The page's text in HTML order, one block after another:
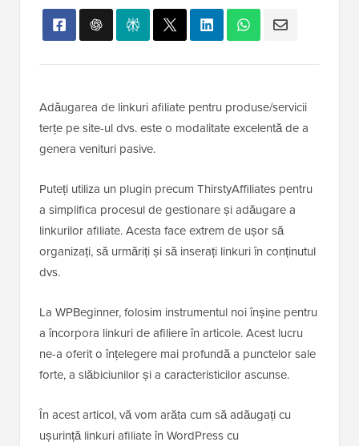
Adăugarea de linkuri afiliate pentru produse/servicii
terțe pe site-ul dvs. este o modalitate excelentă de a
genera venituri pasive.
Puteți utiliza un plugin precum ThirstyAffiliates pentru
a simplifica procesul de gestionare și adăugare a
linkurilor afiliate. Acesta face extrem de ușor să
organizați, să urmăriți și să inserați linkuri în conținutul
dvs.
La WPBeginner, folosim instrumentul noi înșine pentru
a încorpora linkuri de afiliere în articole. Acest lucru
ne-a oferit o înțelegere mai profundă a punctelor sale
forte, a slăbiciunilor și a caracteristicilor ascunse.
În acest articol, vă vom arăta cum să adăugați cu
ușurință linkuri afiliate în WordPress cu